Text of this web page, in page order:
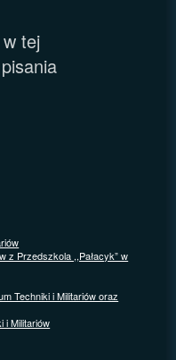
tej
z Przedszkola ,,Pałacyk” w
Techniki i Militariów oraz
i Militariów